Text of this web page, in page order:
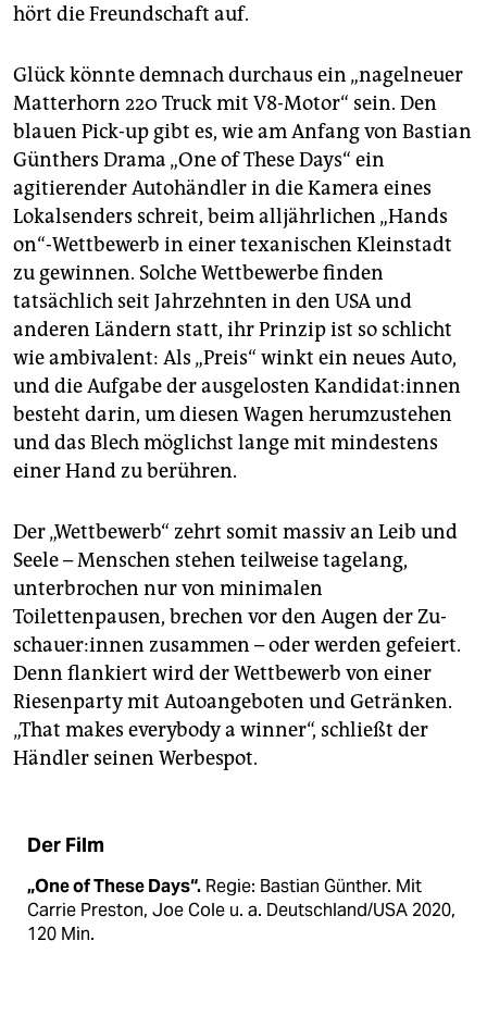
hört die Freundschaft auf.
Glück könnte demnach durchaus ein „nagelneuer
Matterhorn 220 Truck mit V8-Motor“ sein. Den
blauen Pick-up gibt es, wie am Anfang von Bastian
Günthers Drama „One of These Days“ ein
agitierender Autohändler in die Kamera eines
Lokalsenders schreit, beim alljährlichen „Hands
on“-Wettbewerb in einer texanischen Kleinstadt
zu gewinnen. Solche Wettbewerbe finden
tatsächlich seit Jahrzehnten in den USA und
anderen Ländern statt, ihr Prinzip ist so schlicht
wie ambivalent: Als „Preis“ winkt ein neues Auto,
und die Aufgabe der ausgelosten Kan­di­da­t:in­nen
besteht darin, um diesen Wagen herumzustehen
und das Blech möglichst lange mit mindestens
einer Hand zu berühren.
Der „Wettbewerb“ zehrt somit massiv an Leib und
Seele – Menschen stehen teilweise tagelang,
unterbrochen nur von minimalen
Toilettenpausen, brechen vor den Augen der Zu­
schaue­r:in­nen zusammen – oder werden gefeiert.
Denn flankiert wird der Wettbewerb von einer
Riesenparty mit Autoangeboten und Getränken.
„That makes everybody a winner“, schließt der
Händler seinen Werbespot.
Der Film
„One of These Days“. Regie: Bastian Günther. Mit
Carrie Preston, Joe Cole u. a. Deutschland/USA 2020,
120 Min.